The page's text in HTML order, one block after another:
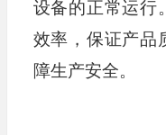
设备的正常运行
效率，保证产品
障生产安全。